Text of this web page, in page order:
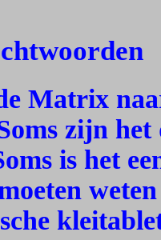
Matrix
zijn
is het